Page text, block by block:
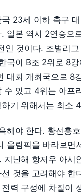
23세 이하 축구
일본 역시 2연승으
인 것이다. 조별리
국이 B조 2위로 8
대회 개최국으로 8
수 있고 4위는 아프
기 위해서는 최소
해야 한다. 황선홍
올림픽을 바라보면
지난해 항저우 아시
것을 고려해야 한
력 구성에 차질이